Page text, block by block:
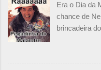
Era o Dia da
chance de
brincadeira
de abril –,
comprado